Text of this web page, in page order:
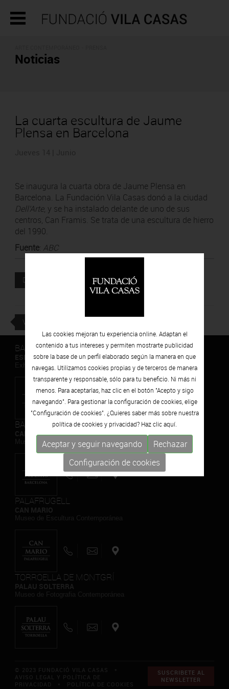
Noticias
La cuarta escultura de Jaume
Plensa en Barcelona
Se inaugura la cuarta obra de Jaume Plensa en
Barcelona. La Fundación Vila Casas donó a la ciudad
Dell'Arte, y se ha instalado delante de uno de sus
centros, Can Framis. Se trata de una escultura de hierro
del 1990.
Fuente: ABC
DESCARGAR Documento adjunto
VOLVER
BARCELONA
ESPAIS VOLART
Exhibiciones temporales Arte Contemporáneo
BARCELONA
CAN FRAMIS
Museo de Pintura Contemporánea
PALAFRUGELL
TORROELLA DE MONTGRÍ
SUSCRIBETE AL
NEWSLETTER
Las cookies mejoran tu experiencia online. Adaptan el
contenido a tus intereses y permiten mostrarte publicidad
sobre la base de un perfil elaborado según la manera en que
navegas. Utilizamos cookies propias y de terceros de manera
transparente y responsable, sólo para tu beneficio. Ni más ni
menos. Para aceptarlas, haz clic en el botón "Acepto y sigo
navegando". Para gestionar la configuración de cookies, elige
"Configuración de cookies". ¿Quieres saber más sobre nuestra
política de cookies y privacidad? Haz clicaquí.
Aceptar y seguir navegando
Rechazar
Configuración de cookies